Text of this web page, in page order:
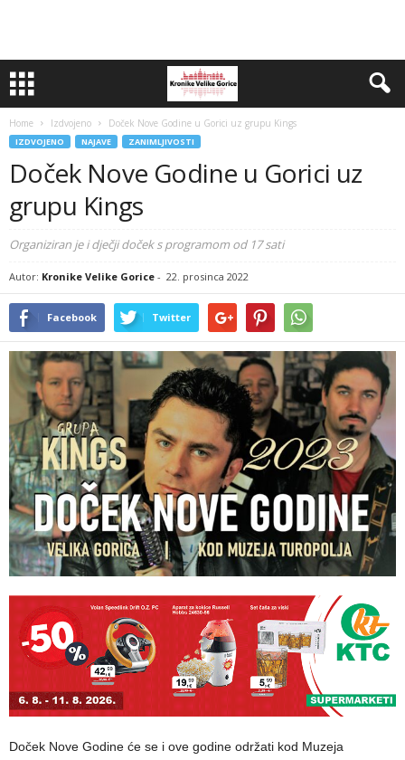
Home Izdvojeno Doček Nove Godine u Gorici uz grupu Kings
IZDVOJENO NAJAVE ZANIMLJIVOSTI
Doček Nove Godine u Gorici uz
grupu Kings
Organiziran je i dječji doček s programom od 17 sati
Autor: Kronike Velike Gorice - 22. prosinca 2022
Facebook Twitter
Doček Nove Godine će se i ove godine održati kod Muzeja